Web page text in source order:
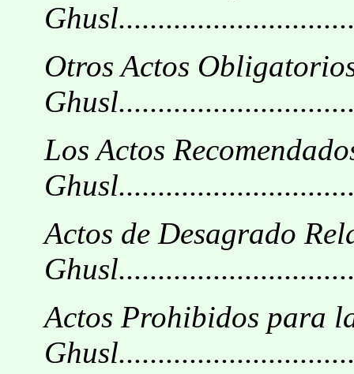
Otros Actos
Los Actos
Actos de Desagrado
Actos Prohibidos para